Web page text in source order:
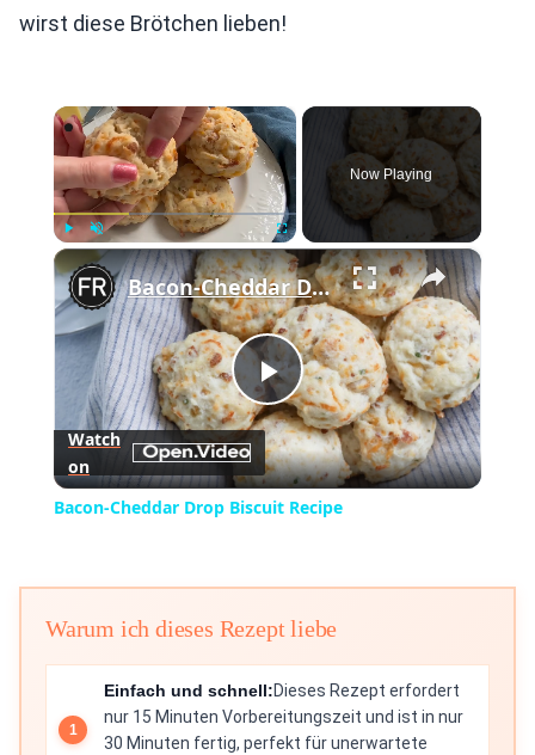
wirst diese Brötchen lieben!
×
Unmute Fullscreen
Now Playing
×
Play
Video
Bacon-Cheddar Drop Biscuit Recipe
Watch
on
Bacon-Cheddar Drop Biscuit Recipe
Warum ich dieses Rezept liebe
Einfach und schnell:Dieses Rezept erfordert
nur 15 Minuten Vorbereitungszeit und ist in nur
30 Minuten fertig, perfekt für unerwartete